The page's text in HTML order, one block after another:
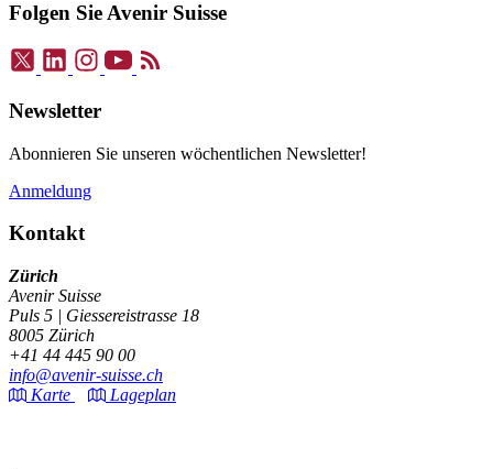
Folgen Sie Avenir Suisse
Newsletter
Abonnieren Sie unseren wöchentlichen Newsletter!
Anmeldung
Kontakt
Zürich
Avenir Suisse
Puls 5 | Giessereistrasse 18
8005 Zürich
+41 44 445 90 00
info@avenir-suisse.ch
Karte
Lageplan